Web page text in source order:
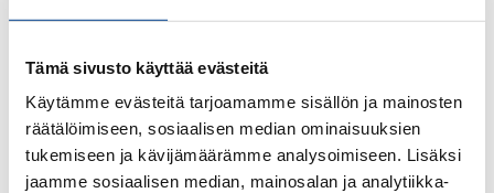
Tämä sivusto käyttää evästeitä
Käytämme evästeitä tarjoamamme sisällön ja mainosten
räätälöimiseen, sosiaalisen median ominaisuuksien
tukemiseen ja kävijämäärämme analysoimiseen. Lisäksi
jaamme sosiaalisen median, mainosalan ja analytiikka-
160,21€
LAAKERI PULTTI M6 SRJ